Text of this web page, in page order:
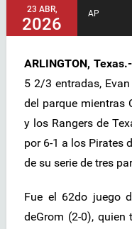
23 ABR,
2026
AP
ARLINGTON, Texas.-
5 2/3 entradas,
del parque mientras
y los Rangers de
por 6-1 a los Pirates
de su serie de tres
Fue el 62do juego
deGrom (2-0), quien